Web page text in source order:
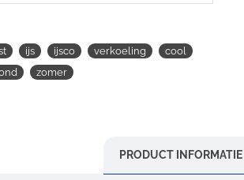
ijs ijsco verkoeling
cool
zomer
PRODUCT INFORMATIE